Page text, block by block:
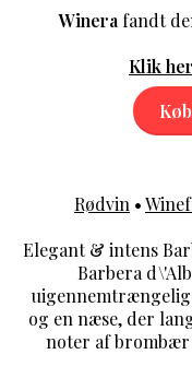
Winerafandt
Klik
Rødvin •
Elegant & intens
Barbera
og en næse, der
noter af brombær